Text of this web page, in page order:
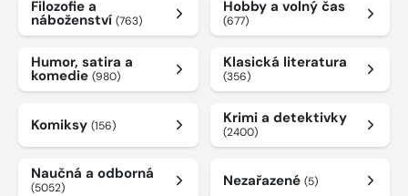
Filozofie a
náboženství (763)
Hobby a volný čas
(677)
Humor, satira a
komedie (980)
Klasická literatura
(356)
Komiksy (156) Krimi a detektivky
(2400)
Naučná a odborná
(5052) Nezařazené (5)